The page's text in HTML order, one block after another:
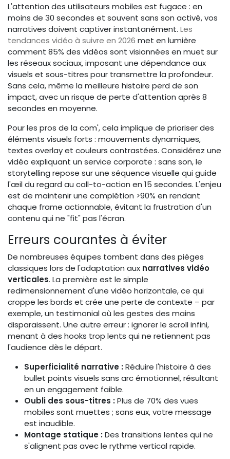
L'attention des utilisateurs mobiles est fugace : en
moins de 30 secondes et souvent sans son activé, vos
narratives doivent captiver instantanément. Les
tendances vidéo à suivre en 2026 met en lumière
comment 85% des vidéos sont visionnées en muet sur
les réseaux sociaux, imposant une dépendance aux
visuels et sous-titres pour transmettre la profondeur.
Sans cela, même la meilleure histoire perd de son
impact, avec un risque de perte d'attention après 8
secondes en moyenne.
Pour les pros de la com', cela implique de prioriser des
éléments visuels forts : mouvements dynamiques,
textes overlay et couleurs contrastées. Considérez une
vidéo expliquant un service corporate : sans son, le
storytelling repose sur une séquence visuelle qui guide
l'œil du regard au call-to-action en 15 secondes. L'enjeu
est de maintenir une complétion >90% en rendant
chaque frame actionnable, évitant la frustration d'un
contenu qui ne "fit" pas l'écran.
Erreurs courantes à éviter
De nombreuses équipes tombent dans des pièges
classiques lors de l'adaptation aux narratives vidéo
verticales. La première est le simple
redimensionnement d'une vidéo horizontale, ce qui
croppe les bords et crée une perte de contexte – par
exemple, un testimonial où les gestes des mains
disparaissent. Une autre erreur : ignorer le scroll infini,
menant à des hooks trop lents qui ne retiennent pas
l'audience dès le départ.
Superficialité narrative :Réduire l'histoire à des
bullet points visuels sans arc émotionnel, résultant
en un engagement faible.
Oubli des sous-titres :Plus de 70% des vues
mobiles sont muettes ; sans eux, votre message
est inaudible.
Montage statique :Des transitions lentes qui ne
s'alignent pas avec le rythme vertical rapide.